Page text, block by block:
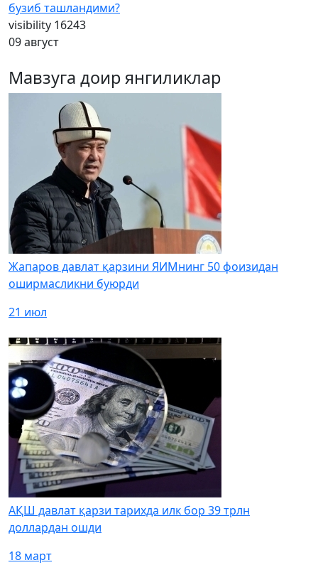
бузиб ташландими?
visibility 16243
09 август
Мавзуга доир янгиликлар
Жапаров давлат қарзини ЯИМнинг 50 фоизидан
оширмасликни буюрди
21 июл
АҚШ давлат қарзи тарихда илк бор 39 трлн
доллардан ошди
18 март